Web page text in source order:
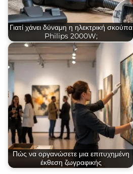
Γιατί χάνει δύναμη η ηλεκτρική σκούπα
Philips 2000W;
Πώς να οργανώσετε μια επιτυχημένη
έκθεση ζωγραφικής